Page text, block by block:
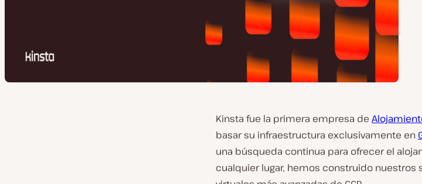
Kinsta fue la primera empresa de
basar su infraestructura exclusivamente en
una búsqueda continua para ofrecer el
cualquier lugar, hemos construido nuestros